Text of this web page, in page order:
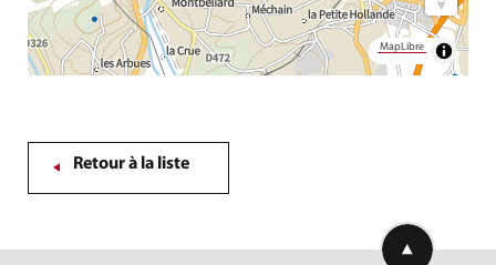
MapLibre
Retour à la liste
Retourner en